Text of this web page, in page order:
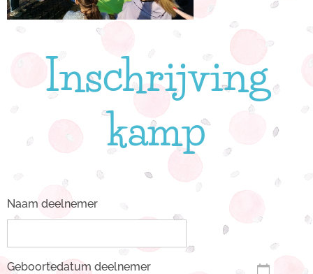
Inschrijving
kamp
Naam deelnemer
Geboortedatum deelnemer